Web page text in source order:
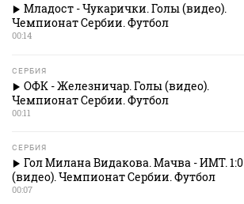
Младост - Чукарички. Голы (видео).
Чемпионат Сербии. Футбол
00:14
СЕРБИЯ
ОФК - Железничар. Голы (видео).
Чемпионат Сербии. Футбол
00:11
СЕРБИЯ
Гол Милана Видакова. Мачва - ИМТ. 1:0
(видео). Чемпионат Сербии. Футбол
00:07